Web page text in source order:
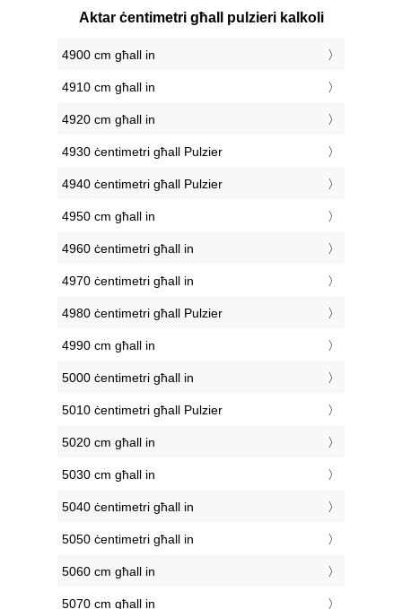
Aktar ċentimetri għall pulzieri kalkoli
4900 cm għall in
4910 cm għall in
4920 cm għall in
4930 ċentimetri għall Pulzier
4940 ċentimetri għall Pulzier
4950 cm għall in
4960 ċentimetri għall in
4970 ċentimetri għall in
4980 ċentimetri għall Pulzier
4990 cm għall in
5000 ċentimetri għall in
5010 ċentimetri għall Pulzier
5020 cm għall in
5030 cm għall in
5040 ċentimetri għall in
5050 ċentimetri għall in
5060 cm għall in
5070 cm għall in